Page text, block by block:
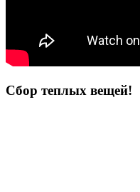
Сбор теплых вещей!